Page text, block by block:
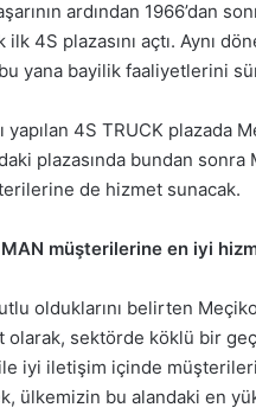
ardından 1966’dan
4S plazasını açtı. Aynı
yana bayilik faaliyetlerini
yapılan 4S TRUCK
plazasında bundan sonra
de hizmet sunacak.
müşterilerine en iyi
olduklarını belirten
olarak, sektörde köklü bir
ile iyi iletişim içinde
ülkemizin bu alandaki en